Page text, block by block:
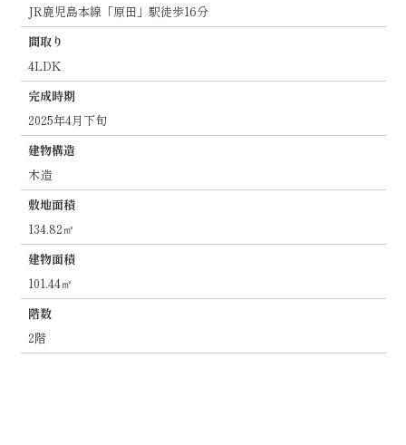
JR鹿児島本線「原田」駅徒歩16分
間取り
4LDK
完成時期
2025年4月下旬
建物構造
木造
敷地面積
134.82㎡
建物面積
101.44㎡
階数
2階